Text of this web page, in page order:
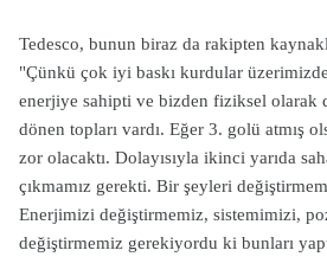
Tedesco, bunun biraz da rakipten
"Çünkü çok iyi baskı kurdular
enerjiye sahipti ve bizden fiziksel olarak
dönen topları vardı. Eğer 3. golü atmış
zor olacaktı. Dolayısıyla ikinci yarıda
çıkmamız gerekti. Bir şeyleri
Enerjimizi değiştirmemiz, sistemimizi,
değiştirmemiz gerekiyordu ki bunları